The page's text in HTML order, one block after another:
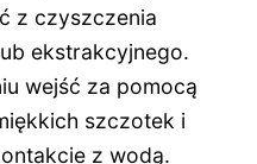
z czyszczenia
ekstrakcyjnego.
wejść za pomocą
szczotek i
z wodą.